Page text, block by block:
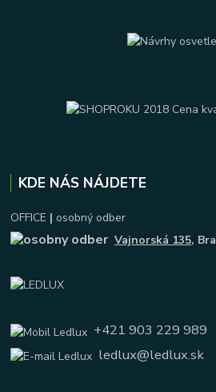
KDE NÁS NÁJDETE
OFFICE | osobný odber
Vajnorská 135,
+421 903 229 989
ledlux@ledlux.sk